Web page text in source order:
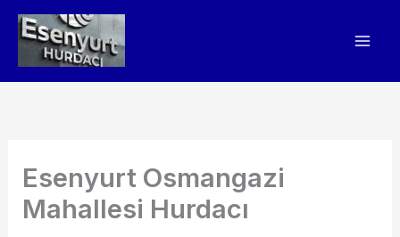
İçeriğe
atla
Esenyurt Osmangazi
Mahallesi Hurdacı